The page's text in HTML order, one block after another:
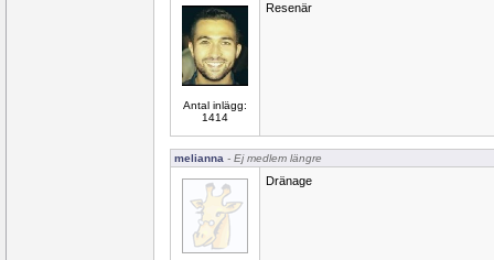
Antal inlägg:
1414
Resenär
melianna - Ej medlem längre
Dränage